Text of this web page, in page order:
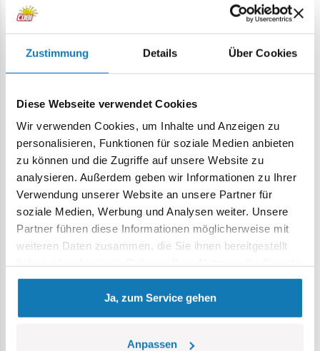
Zustimmung Details Über Cookies
Diese Webseite verwendet Cookies
Wir verwenden Cookies, um Inhalte und Anzeigen zu
personalisieren, Funktionen für soziale Medien anbieten
zu können und die Zugriffe auf unsere Website zu
analysieren. Außerdem geben wir Informationen zu Ihrer
Verwendung unserer Website an unsere Partner für
soziale Medien, Werbung und Analysen weiter. Unsere
Partner führen diese Informationen möglicherweise mit
weiteren Daten zusammen, die Sie ihnen bereitgestellt
gesammelt haben.
Ja, zum Service gehen
Anpassen
Geländefahrzeug, das im Zweiten Weltkrieg hergestellt
wurde. Es wurde als Reaktion auf den Bedarf der
wirtschaftlichen und zuverlässigen Fahrzeug für den Einsatz
in unterschiedlichem Gelände entwickelt. Im Zeitraum
Fahrzeugs hergestellt. Es wurde hauptsächlich als
Gelände-, Transport-, Sanitäts- und Aufklärungsfahrzeug
sowie als Plattform für die Montage leichter Waffen
eingesetzt. Nach dem Zweiten Weltkrieg wurden einige der
erhaltenen Kübelwagen weiterhin von verschiedenen
Ländern genutzt und auch als Zivilfahrzeuge eingesetzt.
Dank seiner Funktionalität, Leichtigkeit und Zuverlässigkeit
ist der Kübelwagen zu einem klassischen Symbol des
Geländewagens geworden und wird auch heute noch von
Automobilbegeisterten auf der ganzen Welt geschätzt.
1530 hochwertige Elemente,
hergestellt in der EU von einem Unternehmen mit über
die Sicherheitsstandards für Kinderprodukte erfüllen,